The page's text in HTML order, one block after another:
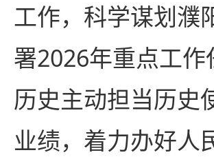
工作，科学谋划濮
署2026年重点工
历史主动担当历史
业绩，着力办好人